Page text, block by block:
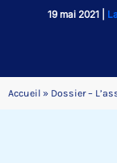
19 mai 2021
Accueil » Dossier –